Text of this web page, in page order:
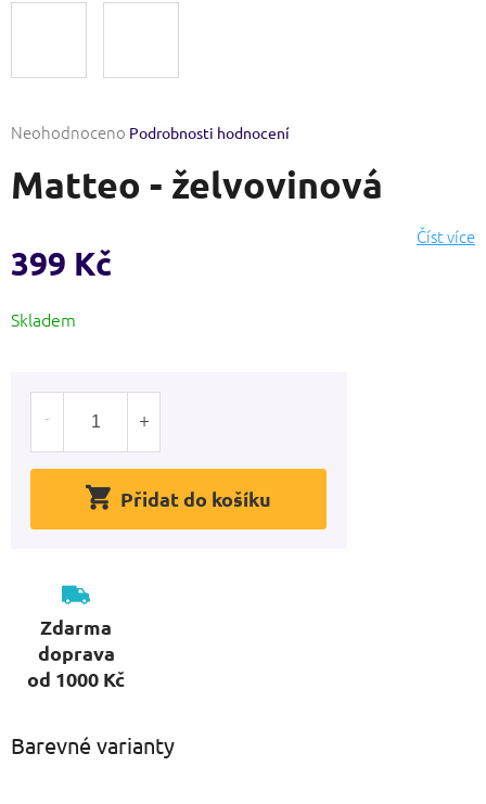
Průměrné
produktu
je
5
hvězdiček.
Neohodnoceno Podrobnosti hodnocení
Matteo - želvovinová
Číst více
399 Kč
cena:
Skladem
Přidat do košíku
Zdarma
doprava
od 1000 Kč
Barevné varianty